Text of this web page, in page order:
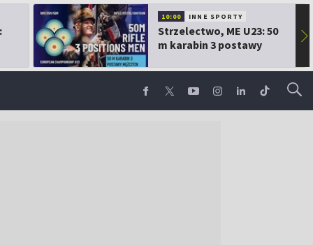
10:00 INNE SPORTY
Strzelectwo, ME U23: 50
m karabin 3 postawy
▶